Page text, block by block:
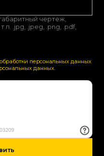
чертеж,
.jpg, .jpeg, .png, .pdf,
персональных данных
данных.